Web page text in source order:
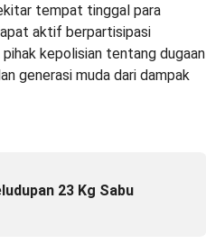
tempat tinggal para
aktif berpartisipasi
kepolisian tentang dugaan
generasi muda dari dampak
23 Kg Sabu